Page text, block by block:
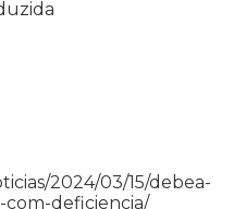
2024/03/15/debea-
deficiencia/